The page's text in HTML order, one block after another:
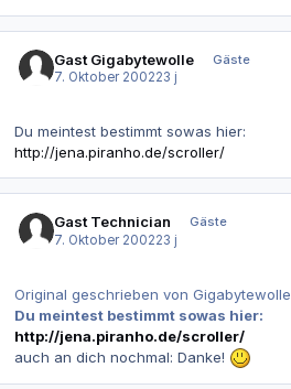
Gast Gigabytewolle
Gäste
7. Oktober 200223 j
Du meintest bestimmt sowas hier:
http://jena.piranho.de/scroller/
Gast Technician
Gäste
7. Oktober 200223 j
Original geschrieben von Gigabytewolle
Du meintest bestimmt sowas hier:
http://jena.piranho.de/scroller/
auch an dich nochmal: Danke!